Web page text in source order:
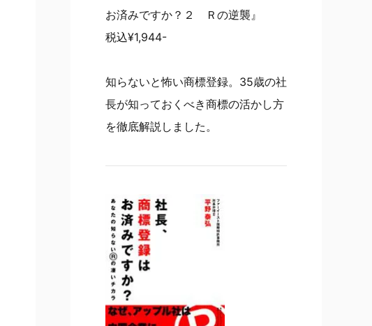
お済みですか？２ Ｒの逆襲』
税込¥1,944-
知らないと怖い商標登録。35歳の社
長が知っておくべき商標の活かし方
を徹底解説しました。